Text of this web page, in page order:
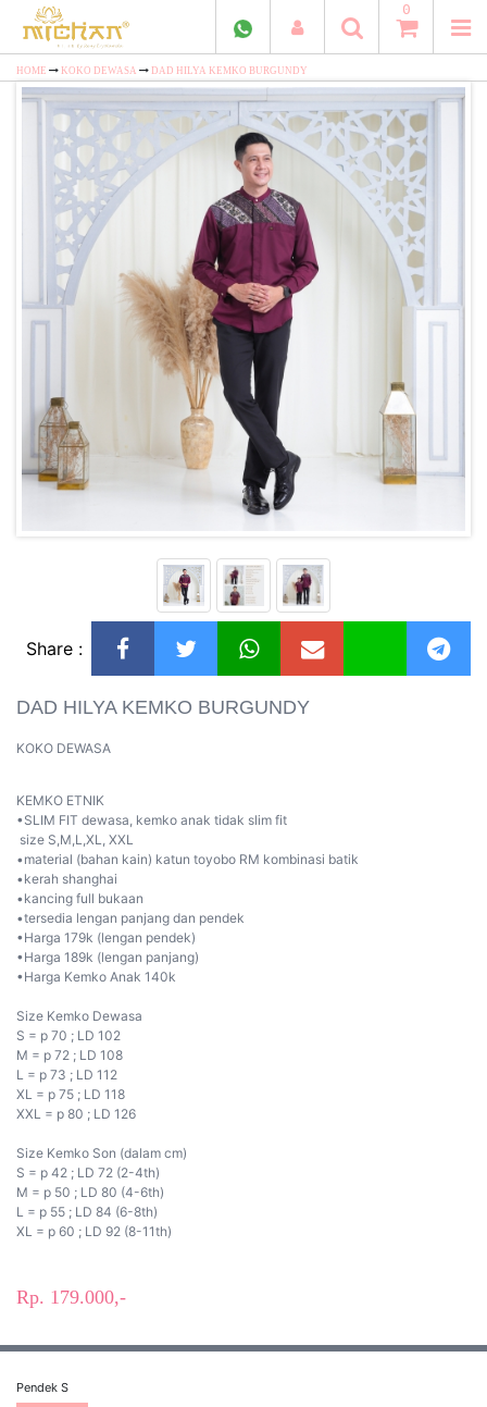
0
HOME KOKO DEWASA DAD HILYA KEMKO BURGUNDY
Share :
DAD HILYA KEMKO BURGUNDY
KOKO DEWASA
KEMKO ETNIK
•SLIM FIT dewasa, kemko anak tidak slim fit
size S,M,L,XL, XXL
•material (bahan kain) katun toyobo RM kombinasi batik
•kerah shanghai
•kancing full bukaan
•tersedia lengan panjang dan pendek
•Harga 179k (lengan pendek)
•Harga 189k (lengan panjang)
•Harga Kemko Anak 140k
Size Kemko Dewasa
S = p 70 ; LD 102
M = p 72 ; LD 108
L = p 73 ; LD 112
XL = p 75 ; LD 118
XXL = p 80 ; LD 126
Size Kemko Son (dalam cm)
S = p 42 ; LD 72 (2-4th)
M = p 50 ; LD 80 (4-6th)
L = p 55 ; LD 84 (6-8th)
XL = p 60 ; LD 92 (8-11th)
Rp. 179.000,-
Pendek S